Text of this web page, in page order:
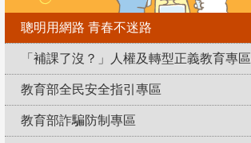
聰明用網路 青春不迷路
「補課了沒？」人權及轉型正義教育專區
教育部全民安全指引專區
教育部詐騙防制專區